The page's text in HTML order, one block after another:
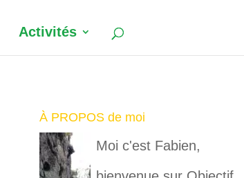
Activités
À PROPOS de moi
Moi c'est Fabien,